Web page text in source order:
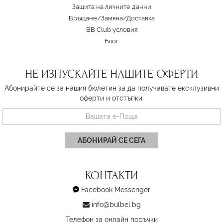
Защита на личните данни
Връщане/Замяна/Доставка
BB Club условия
Блог
НЕ ИЗПУСКАЙТЕ НАШИТЕ ОФЕРТИ
Абонирайте се за нашия бюлетин за да получавате ексклузивни
оферти и отстъпки.
АБОНИРАЙ СЕ СЕГА
КОНТАКТИ
Facebook Messenger
info@bulbel.bg
Телефон за онлайн поръчки